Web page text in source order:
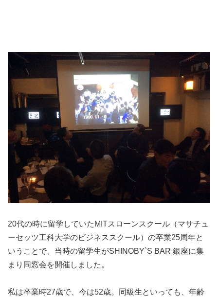
20代の時に留学していたMITスローンスクール（マサチュ
ーセッツ工科大学のビジネススクール）の卒業25周年と
いうことで、当時の留学生がSHINOBY`S BAR 銀座に集
まり同窓会を開催しました。
私は卒業時27歳で、今は52歳。同級生といっても、年齢